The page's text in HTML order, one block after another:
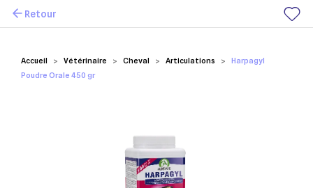
Mes favoris
Accueil Vétérinaire Cheval Articulations
Harpagyl
Poudre Orale 450 gr
Retour